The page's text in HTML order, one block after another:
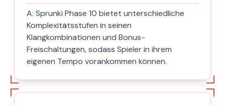
A: Sprunki Phase 10 bietet unterschiedliche
Komplexitätsstufen in seinen
Klangkombinationen und Bonus-
Freischaltungen, sodass Spieler in ihrem
eigenen Tempo vorankommen können.